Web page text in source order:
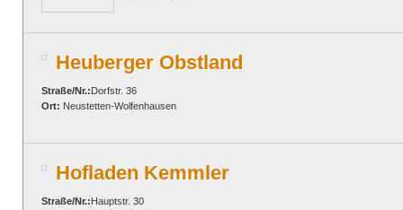
Heuberger Obstland
Straße/Nr.:Dorfstr. 36
Ort: Neustetten-Wolfenhausen
Hofladen Kemmler
Straße/Nr.:Hauptstr. 30